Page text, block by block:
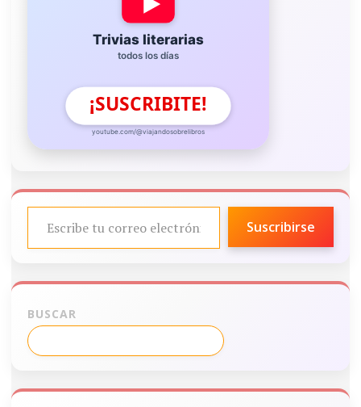
Trivias literarias
todos los días
¡SUSCRIBITE!
youtube.com/@viajandosobrelibros
ESCRIBE TU CORREO ELECTRÓNICO…
Suscribirse
BUSCAR